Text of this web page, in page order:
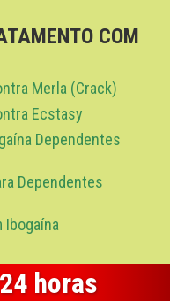
COM
Merla (Crack)
Ecstasy
Dependentes
Dependentes
Ibogaína
horas